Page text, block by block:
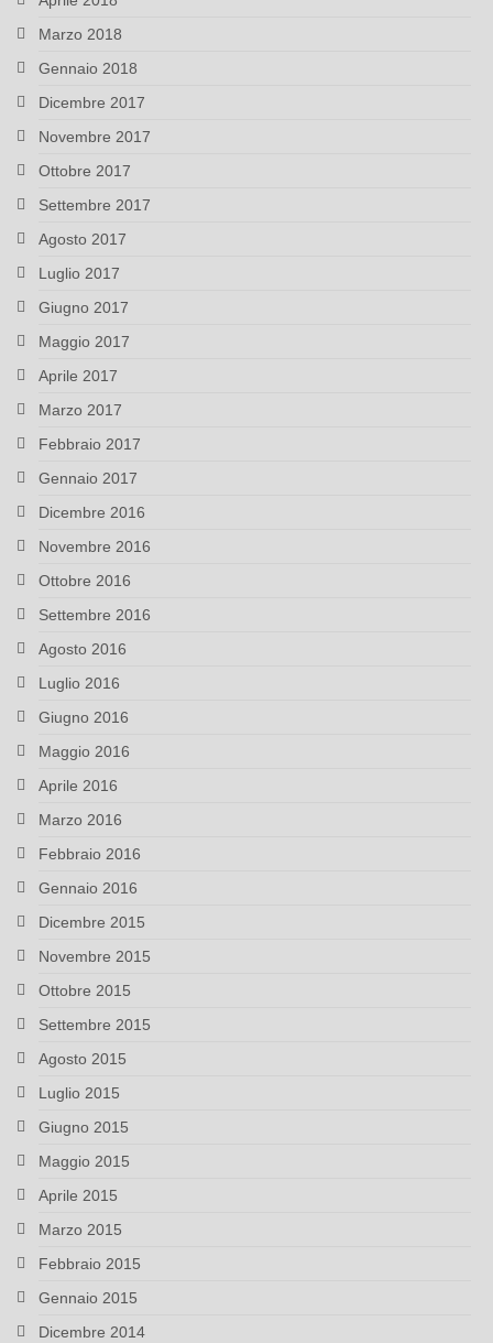
Marzo 2018
Gennaio 2018
Dicembre 2017
Novembre 2017
Ottobre 2017
Settembre 2017
Agosto 2017
Luglio 2017
Giugno 2017
Maggio 2017
Aprile 2017
Marzo 2017
Febbraio 2017
Gennaio 2017
Dicembre 2016
Novembre 2016
Ottobre 2016
Settembre 2016
Agosto 2016
Luglio 2016
Giugno 2016
Maggio 2016
Aprile 2016
Marzo 2016
Febbraio 2016
Gennaio 2016
Dicembre 2015
Novembre 2015
Ottobre 2015
Settembre 2015
Agosto 2015
Luglio 2015
Giugno 2015
Maggio 2015
Aprile 2015
Marzo 2015
Febbraio 2015
Gennaio 2015
Dicembre 2014